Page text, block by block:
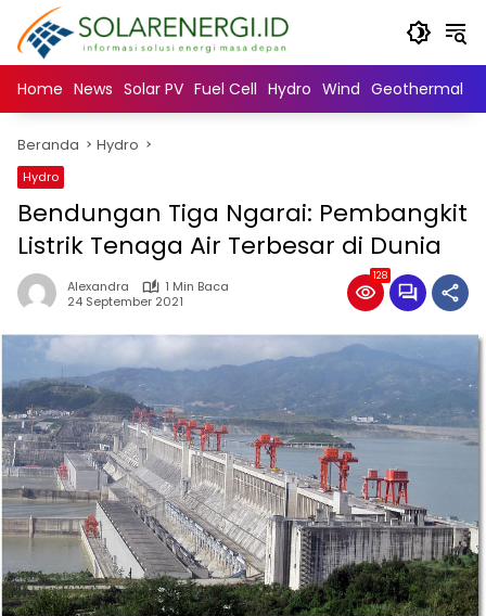
Langsung
konten
Home News Solar PV Fuel Cell Hydro Wind Geothermal
Beranda Hydro
Hydro
Bendungan Tiga Ngarai: Pembangkit
Listrik Tenaga Air Terbesar di Dunia
Alexandra
1 Min Baca
24 September 2021
128